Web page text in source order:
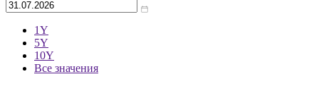
1Y
5Y
10Y
Все значения